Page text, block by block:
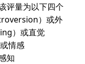
评量为以下四个
）或外
）或直觉
情感
知